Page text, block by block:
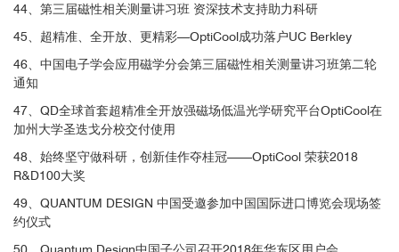
44、第三届磁性相关测量讲习班 资深技术支持助力科研
45、超精准、全开放、更精彩—OptiCool成功落户UC Berkley
46、中国电子学会应用磁学分会第三届磁性相关测量讲习班第二轮
通知
47、QD全球首套超精准全开放强磁场低温光学研究平台OptiCool在
加州大学圣迭戈分校交付使用
48、始终坚守做科研，创新佳作夺桂冠——OptiCool 荣获2018
R&D100大奖
49、QUANTUM DESIGN 中国受邀参加中国国际进口博览会现场签
约仪式
50、Quantum Design中国子公司召开2018年华东区用户会